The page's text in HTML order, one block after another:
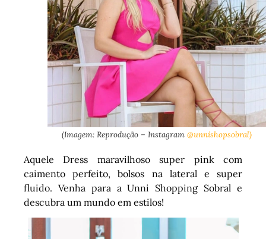
(Imagem: Reprodução – Instagram @unnishopsobral)
Aquele Dress maravilhoso super pink com
caimento perfeito, bolsos na lateral e super
fluido. Venha para a Unni Shopping Sobral e
descubra um mundo em estilos!
Tocador